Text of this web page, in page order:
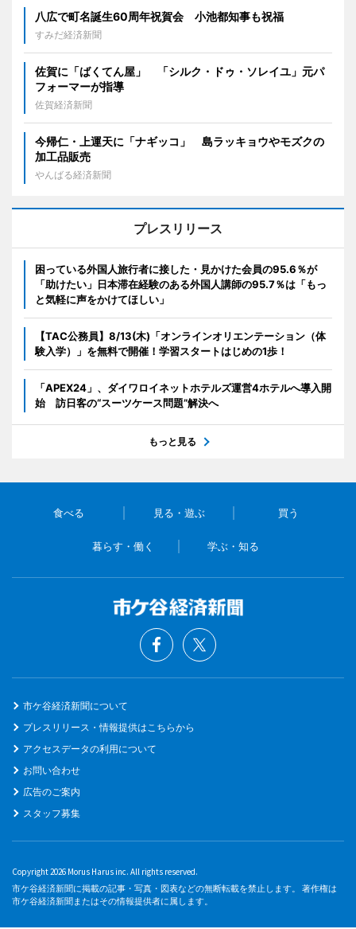
八広で町名誕生60周年祝賀会 小池都知事も祝福
すみだ経済新聞
佐賀に「ばくてん屋」 「シルク・ドゥ・ソレイユ」元パ
フォーマーが指導
佐賀経済新聞
今帰仁・上運天に「ナギッコ」 島ラッキョウやモズクの
加工品販売
やんばる経済新聞
プレスリリース
困っている外国人旅行者に接した・見かけた会員の95.6％が
「助けたい」日本滞在経験のある外国人講師の95.7％は「もっ
と気軽に声をかけてほしい」
【TAC公務員】8/13(木)「オンラインオリエンテーション（体
験入学）」を無料で開催！学習スタートはじめの1歩！
「APEX24」、ダイワロイネットホテルズ運営4ホテルへ導入開
始 訪日客の“スーツケース問題”解決へ
もっと見る
食べる 見る・遊ぶ 買う
暮らす・働く 学ぶ・知る
市ケ谷経済新聞について
プレスリリース・情報提供はこちらから
アクセスデータの利用について
お問い合わせ
広告のご案内
スタッフ募集
Copyright 2026 Morus Harus inc. All rights reserved.
市ケ谷経済新聞に掲載の記事・写真・図表などの無断転載を禁止します。 著作権は
市ケ谷経済新聞またはその情報提供者に属します。